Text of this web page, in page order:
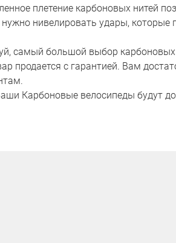
плетение карбоновых нитей
нивелировать удары,
самый большой выбор карбоновых
продается с гарантией. Вам
Карбоновые велосипеды будут